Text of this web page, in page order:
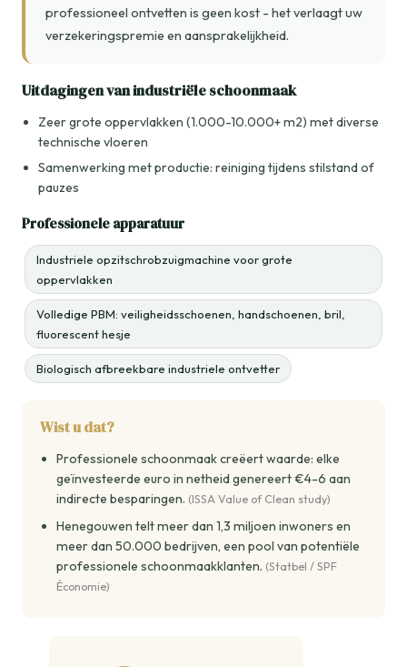
professioneel ontvetten is geen kost - het verlaagt uw
verzekeringspremie en aansprakelijkheid.
Uitdagingen van industriële schoonmaak
Zeer grote oppervlakken (1.000-10.000+ m2) met diverse
technische vloeren
Samenwerking met productie: reiniging tijdens stilstand of
pauzes
Professionele apparatuur
Industriele opzitschrobzuigmachine voor grote
oppervlakken
Volledige PBM: veiligheidsschoenen, handschoenen, bril,
fluorescent hesje
Biologisch afbreekbare industriele ontvetter
Wist u dat?
Professionele schoonmaak creëert waarde: elke
geïnvesteerde euro in netheid genereert €4-6 aan
indirecte besparingen. (ISSA Value of Clean study)
Henegouwen telt meer dan 1,3 miljoen inwoners en
meer dan 50.000 bedrijven, een pool van potentiële
professionele schoonmaakklanten. (Statbel / SPF
Économie)